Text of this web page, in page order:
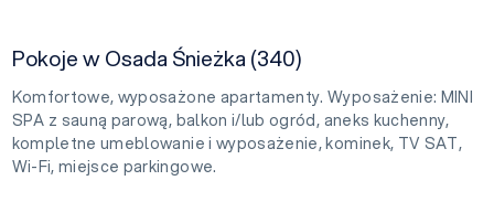
Pokoje w Osada Śnieżka (340)
Komfortowe, wyposażone apartamenty. Wyposażenie: MINI
SPA z sauną parową, balkon i/lub ogród, aneks kuchenny,
kompletne umeblowanie i wyposażenie, kominek, TV SAT,
Wi-Fi, miejsce parkingowe.